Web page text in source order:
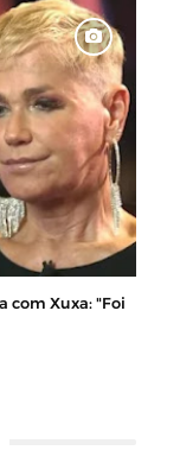
com Xuxa: "Foi